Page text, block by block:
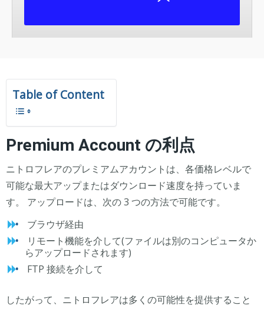
Table of Content
Premium Account の利点
ニトロフレアのプレミアムアカウントは、各価格レベルで
可能な最大アップまたはダウンロード速度を持っていま
す。 アップロードは、次の 3 つの方法で可能です。
ブラウザ経由
リモート機能を介して(ファイルは別のコンピュータか
らアップロードされます)
FTP 接続を介して
したがって、ニトロフレアは多くの可能性を提供すること